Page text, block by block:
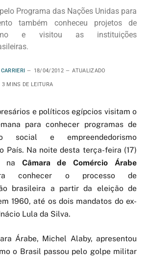
Programa das Nações Unidas para
também conheceu projetos de
e visitou as instituições
18/04/2012 ATUALIZADO
3 MINS DE LEITURA
e políticos egípcios visitam o
para conhecer programas de
social e empreendedorismo
País. Na noite desta terça-feira (17)
na Câmara de Comércio Árabe
conhecer o processo de
brasileira a partir da eleição de
1960, até os dois mandatos do ex-
Lula da Silva.
Árabe, Michel Alaby, apresentou
o Brasil passou pelo golpe militar